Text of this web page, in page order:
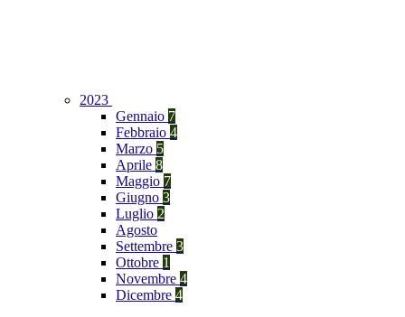
2023
Gennaio 7
Febbraio 4
Marzo 5
Aprile 8
Maggio 7
Giugno 3
Luglio 2
Agosto
Settembre 3
Ottobre 1
Novembre 4
Dicembre 4